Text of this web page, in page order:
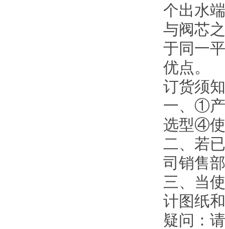
个出水
与阀芯
于同一
优点。
订货须
一、①
选型④
二、若
司销售
三、当
计图纸
疑问：